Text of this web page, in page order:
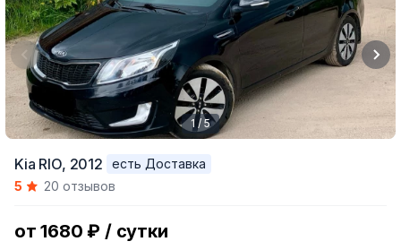
of
1 / 5
Kia RIO, 2012
есть Доставка
5
20 отзывов
от 1680 ₽ / сутки